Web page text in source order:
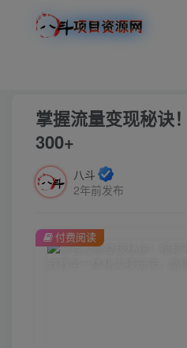
掌握流量变现秘诀
300+
八斗
2年前发布
付费阅读